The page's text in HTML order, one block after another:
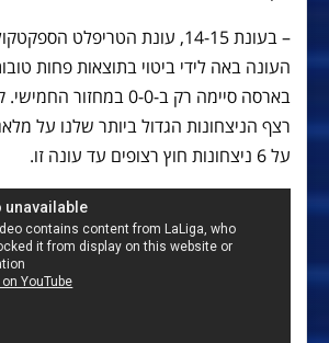
– בעונת 14-15, עונת הטריפלט
העונה באה לידי ביטוי בתוצאות פחות
בארסה סיימה רק ב-0-0
רצף הניצחונות הגדול ביותר שלנו על
על 6 ניצחונות חוץ רצופים עד עונה זו.